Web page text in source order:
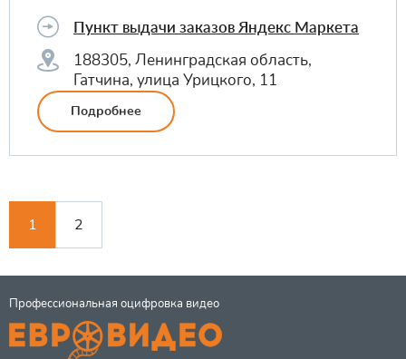
Пункт выдачи заказов Яндекс Маркета
188305, Ленинградская область,
Гатчина, улица Урицкого, 11
Подробнее
1 2
Профессиональная оцифровка видео